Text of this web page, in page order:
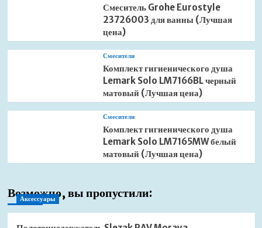
Смеситель Grohe Eurostyle
23726003 для ванны (Лучшая
цена)
Смесители
Комплект гигиенического душа
Lemark Solo LM7166BL черный
матовый (Лучшая цена)
Смесители
Комплект гигиенического душа
Lemark Solo LM7165MW белый
матовый (Лучшая цена)
Возможно, вы пропустили:
Аксессуары